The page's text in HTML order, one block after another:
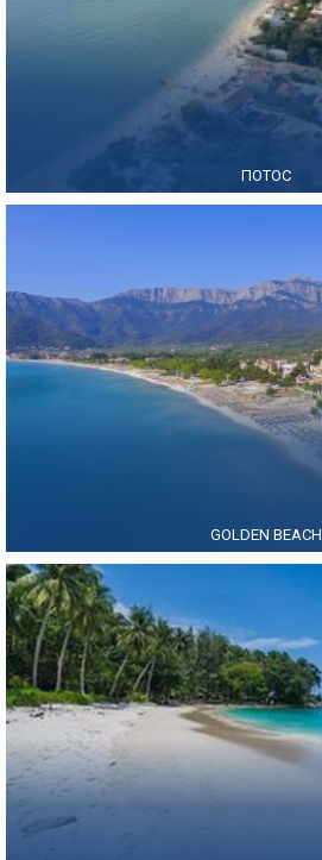
ПОТОС
GOLDEN BEACH